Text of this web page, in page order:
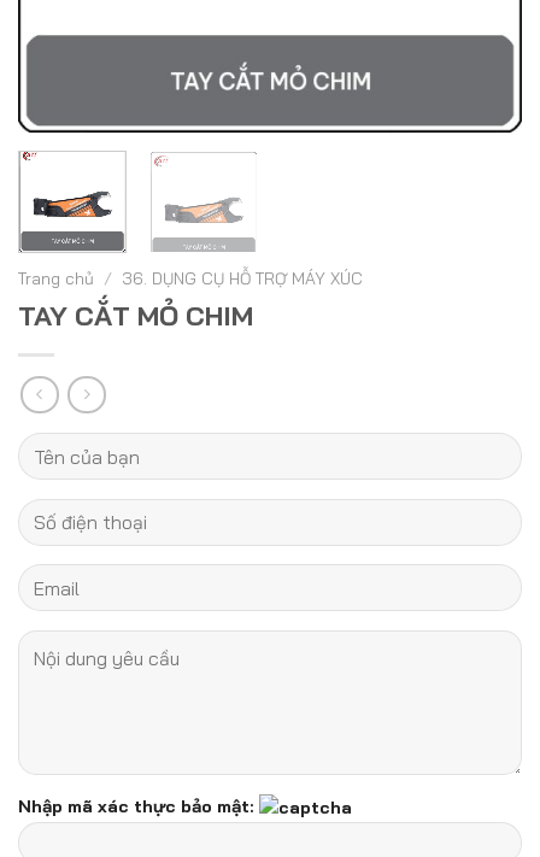
Trang chủ / 36. DỤNG CỤ HỖ TRỢ MÁY XÚC
TAY CẮT MỎ CHIM
Nhập mã xác thực bảo mật: